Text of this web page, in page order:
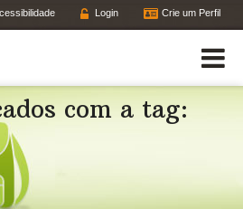
Login Crie um Perfil
com a tag: